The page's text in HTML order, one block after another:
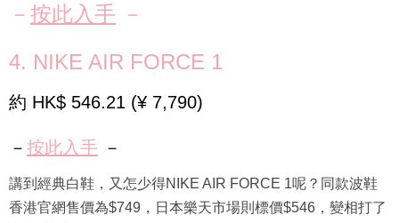
－ 按此入手 －
4. NIKE AIR FORCE 1
約 HK$ 546.21 (¥ 7,790)
－ 按此入手 －
講到經典白鞋，又怎少得NIKE AIR FORCE 1呢？同款波鞋
香港官網售價為$749，日本樂天市場則標價$546，變相打了